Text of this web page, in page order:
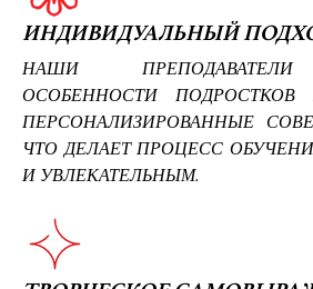
ИНДИВИДУАЛЬНЫЙ
НАШИ
ОСОБЕННОСТИ ПОДРОСТКОВ
ПЕРСОНАЛИЗИРОВАННЫЕ
ЧТО ДЕЛАЕТ ПРОЦЕСС
И УВЛЕКАТЕЛЬНЫМ.